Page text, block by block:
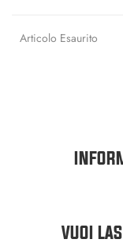
Articolo Esaurito
VUOI